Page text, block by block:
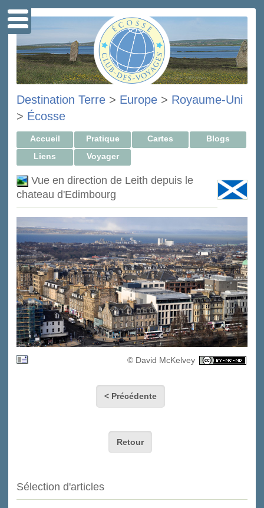
Destination Terre > Europe > Royaume-Uni
> Écosse
Accueil Pratique Cartes
Blogs
Liens
Voyager
Vue en direction de Leith depuis le
chateau d'Edimbourg
© David McKelvey
< Précédente
Retour
Sélection d'articles